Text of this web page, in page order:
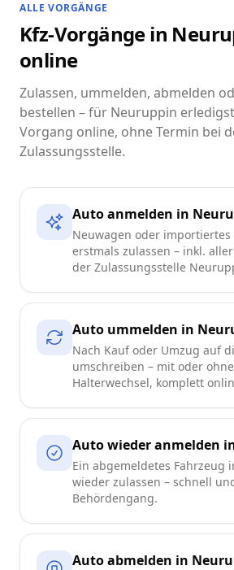
ALLE VORGÄNGE
Kfz-Vorgänge in
online
Zulassen, ummelden, abmelden
bestellen – für Neuruppin
Vorgang online, ohne Termin bei
Zulassungsstelle.
Auto anmelden in
Neuwagen oder importiertes
erstmals zulassen – inkl.
der Zulassungsstelle
Auto ummelden in
Nach Kauf oder Umzug auf
umschreiben – mit oder ohne
Halterwechsel, komplett
Auto wieder anmelden
Ein abgemeldetes Fahrzeug
wieder zulassen – schnell
Behördengang.
Auto abmelden in